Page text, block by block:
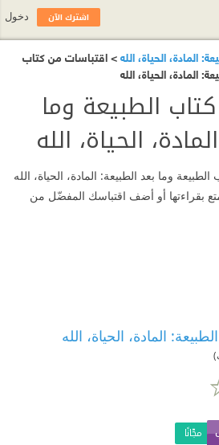
المادة، الحياة، الله> اقتباسات من كتاب
المادة، الحياة، الله
الطبيعة وما
الحياة، الله
وما بعد الطبيعة: المادة، الحياة، الله
بقراءتها أو أضف اقتباسك المفضّل من
المادة، الحياة، الله
مجّانًا
اشترك الآن دخول